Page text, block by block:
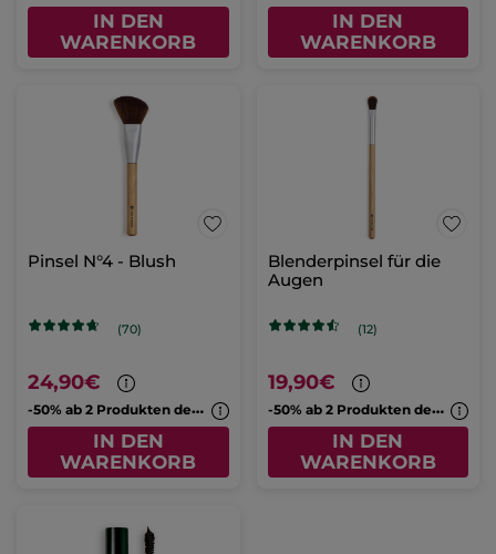
IN DEN
WARENKORB
IN DEN
WARENKORB
Pinsel N°4 - Blush
(70)
24,90€
-
50% ab 2 Produkten deiner Wahl
IN DEN
WARENKORB
Blenderpinsel für die
Augen
(12)
19,90€
-
50% ab 2 Produkten deiner Wahl
IN DEN
WARENKORB